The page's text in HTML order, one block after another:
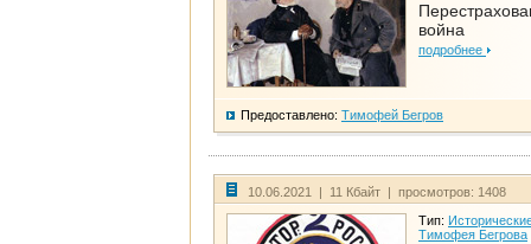
война
подробнее
Предоставлено: Тимофей Бегров
10.06.2021 | 11 Кбайт | просмотров: 1408
Тип:
Тимофея Бегрова